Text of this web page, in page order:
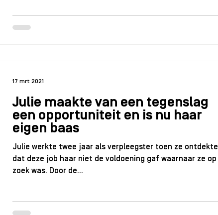
Julie maakte van een tegenslag
een opportuniteit en is nu haar
eigen baas
Julie werkte twee jaar als verpleegster toen ze ontdekte
dat deze job haar niet de voldoening gaf waarnaar ze op
zoek was. Door de...
17 mrt 2021